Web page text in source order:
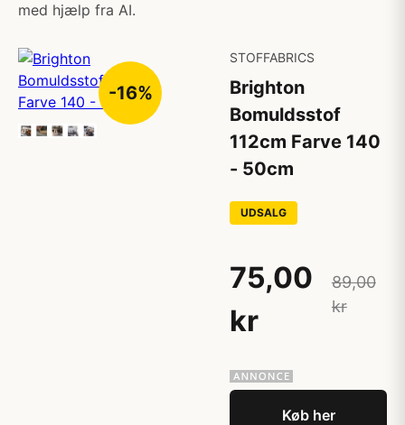
med hjælp fra AI.
-16%
STOFFABRICS
Brighton
Bomuldsstof
112cm Farve 140
- 50cm
UDSALG
75,00
kr
89,00
kr
Køb her